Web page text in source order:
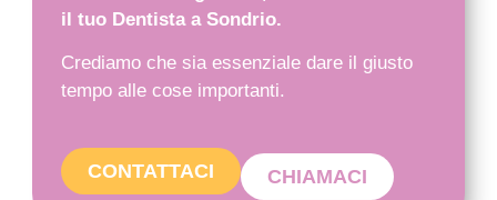
il tuo Dentista a Sondrio.
Crediamo che sia essenziale dare il giusto
tempo alle cose importanti.
CONTATTACI CHIAMACI